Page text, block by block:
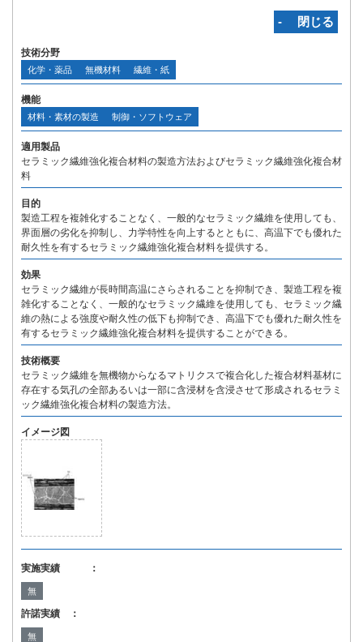
‐ 閉じる
技術分野
化学・薬品 無機材料 繊維・紙
機能
材料・素材の製造 制御・ソフトウェア
適用製品
セラミック繊維強化複合材料の製造方法およびセラミック繊維強化複合材
料
目的
製造工程を複雑化することなく、一般的なセラミック繊維を使用しても、
界面層の劣化を抑制し、力学特性を向上するとともに、高温下でも優れた
耐久性を有するセラミック繊維強化複合材料を提供する。
効果
セラミック繊維が長時間高温にさらされることを抑制でき、製造工程を複
雑化することなく、一般的なセラミック繊維を使用しても、セラミック繊
維の熱による強度や耐久性の低下も抑制でき、高温下でも優れた耐久性を
有するセラミック繊維強化複合材料を提供することができる。
技術概要
セラミック繊維を無機物からなるマトリクスで複合化した複合材料基材に
存在する気孔の全部あるいは一部に含浸材を含浸させて形成されるセラミ
ック繊維強化複合材料の製造方法。
イメージ図
実施実績 ：
無
許諾実績 ：
無